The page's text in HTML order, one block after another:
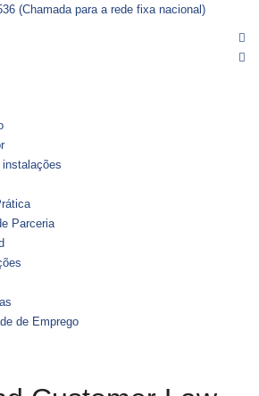
(Chamada para a rede fixa nacional)
Parceria
de Emprego